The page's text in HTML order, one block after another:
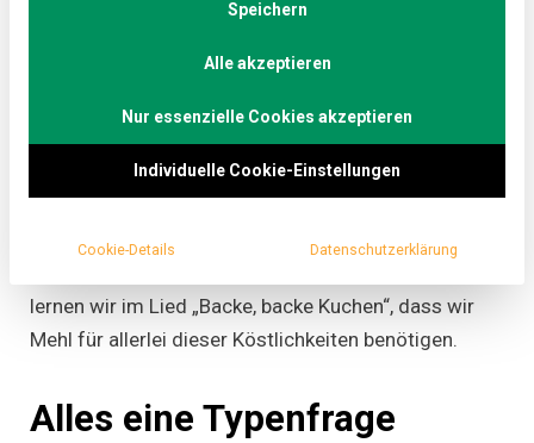
und Suppen. Um an seine Wichtigkeit zu erinnern,
gibt es 2020 zum ersten Mal den Welt-Mehl-Tag.
Resches Kaiserbrötchen, Pasta al dente, cremige
Bechamel, aber ebenso Schwarzwälder Kirschtorte
Lebensmittel-Grundzutat offeriert eine derartige
lernen wir im Lied „Backe, backe Kuchen“, dass wir
Mehl für allerlei dieser Köstlichkeiten benötigen.
Alles eine Typenfrage
Speichern
Alle akzeptieren
Nur essenzielle Cookies akzeptieren
Individuelle Cookie-Einstellungen
Cookie-Details Datenschutzerklärung